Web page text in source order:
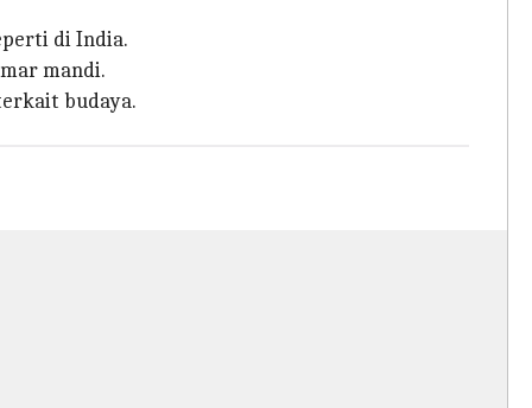
di India.
mandi.
budaya.